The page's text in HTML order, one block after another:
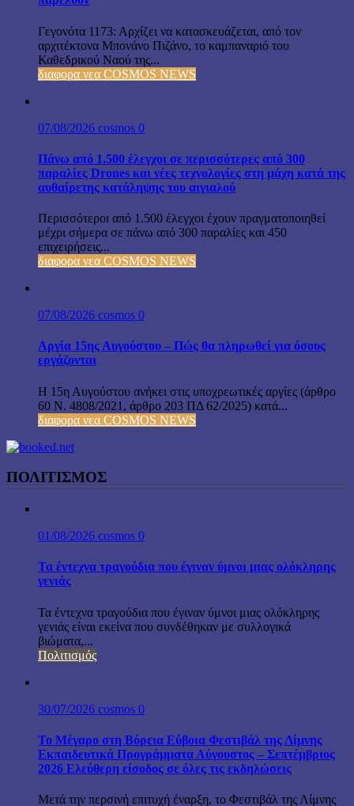
Γεγονότα 1173: Αρχίζει να κατασκευάζεται, από τον
αρχιτέκτονα Μπονάνο Πιζάνο, το καμπαναριό του
Καθεδρικού Ναού της...
διαφορα νεα COSMOS NEWS
07/08/2026 cosmos 0
Πάνω από 1.500 έλεγχοι σε περισσότερες από 300
παραλίες Drones και νέες τεχνολογίες στη μάχη κατά της
αυθαίρετης κατάληψης του αιγιαλού
Περισσότεροι από 1.500 έλεγχοι έχουν πραγματοποιηθεί
μέχρι σήμερα σε πάνω από 300 παραλίες και 450
επιχειρήσεις...
διαφορα νεα COSMOS NEWS
07/08/2026 cosmos 0
Αργία 15ης Αυγούστου – Πώς θα πληρωθεί για όσους
εργάζονται
Η 15η Αυγούστου ανήκει στις υποχρεωτικές αργίες (άρθρο
60 Ν. 4808/2021, άρθρο 203 ΠΔ 62/2025) κατά...
διαφορα νεα COSMOS NEWS
ΠΟΛΙΤΙΣΜΟΣ
01/08/2026 cosmos 0
Τα έντεχνα τραγούδια που έγιναν ύμνοι μιας ολόκληρης
γενιάς
Τα έντεχνα τραγούδια που έγιναν ύμνοι μιας ολόκληρης
γενιάς είναι εκείνα που συνδέθηκαν με συλλογικά
βιώματα,...
Πολιτισμός
30/07/2026 cosmos 0
Το Μέγαρο στη Βόρεια Εύβοια Φεστιβάλ της Λίμνης
Εκπαιδευτικά Προγράμματα Αύγουστος – Σεπτέμβριος
2026 Ελεύθερη είσοδος σε όλες τις εκδηλώσεις
Μετά την περσινή επιτυχή έναρξη, το Φεστιβάλ της Λίμνης